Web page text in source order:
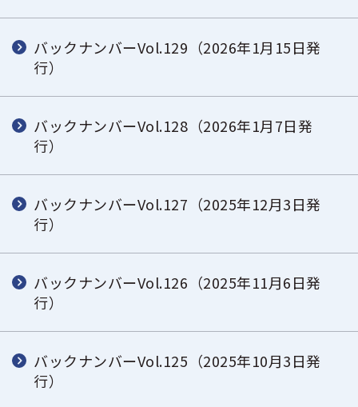
バックナンバーVol.129（2026年1月15日発
行）
バックナンバーVol.128（2026年1月7日発
行）
バックナンバーVol.127（2025年12月3日発
行）
バックナンバーVol.126（2025年11月6日発
行）
バックナンバーVol.125（2025年10月3日発
行）